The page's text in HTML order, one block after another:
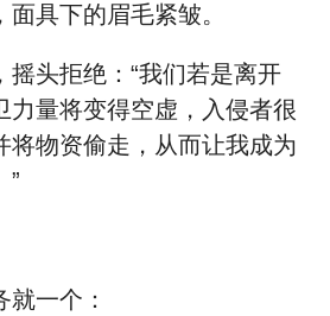
具下的眉毛紧皱。
摇头拒绝：“我们若是离开
力量将变得空虚，入侵者很
将物资偷走，从而让我成为
”
就一个：